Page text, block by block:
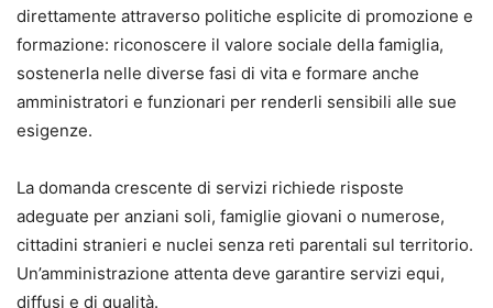
direttamente attraverso politiche esplicite di promozione e
formazione: riconoscere il valore sociale della famiglia,
sostenerla nelle diverse fasi di vita e formare anche
amministratori e funzionari per renderli sensibili alle sue
esigenze.
La domanda crescente di servizi richiede risposte
adeguate per anziani soli, famiglie giovani o numerose,
cittadini stranieri e nuclei senza reti parentali sul territorio.
Un’amministrazione attenta deve garantire servizi equi,
diffusi e di qualità.